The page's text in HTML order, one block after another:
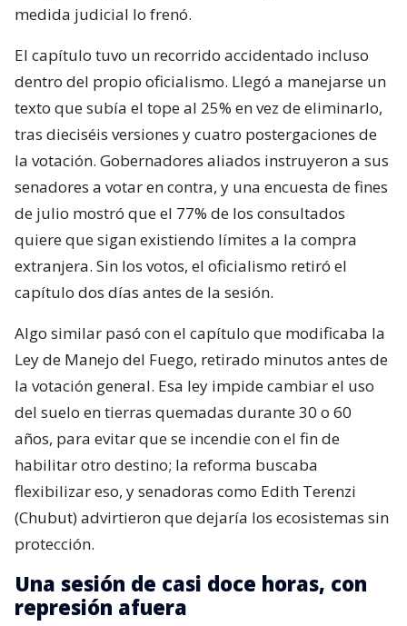
medida judicial lo frenó.
El capítulo tuvo un recorrido accidentado incluso
dentro del propio oficialismo. Llegó a manejarse un
texto que subía el tope al 25% en vez de eliminarlo,
tras dieciséis versiones y cuatro postergaciones de
la votación. Gobernadores aliados instruyeron a sus
senadores a votar en contra, y una encuesta de fines
de julio mostró que el 77% de los consultados
quiere que sigan existiendo límites a la compra
extranjera. Sin los votos, el oficialismo retiró el
capítulo dos días antes de la sesión.
Algo similar pasó con el capítulo que modificaba la
Ley de Manejo del Fuego, retirado minutos antes de
la votación general. Esa ley impide cambiar el uso
del suelo en tierras quemadas durante 30 o 60
años, para evitar que se incendie con el fin de
habilitar otro destino; la reforma buscaba
flexibilizar eso, y senadoras como Edith Terenzi
(Chubut) advirtieron que dejaría los ecosistemas sin
protección.
Una sesión de casi doce horas, con
represión afuera